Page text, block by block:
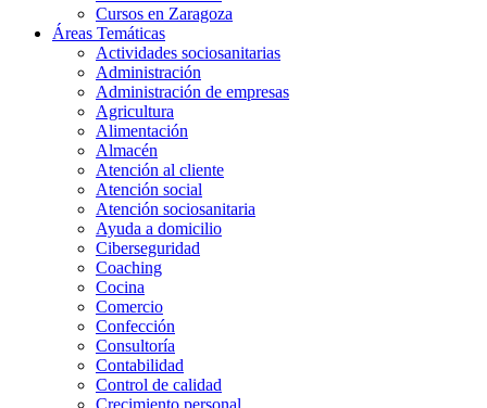
Cursos en Zaragoza
Áreas Temáticas
Actividades sociosanitarias
Administración
Administración de empresas
Agricultura
Alimentación
Almacén
Atención al cliente
Atención social
Atención sociosanitaria
Ayuda a domicilio
Ciberseguridad
Coaching
Cocina
Comercio
Confección
Consultoría
Contabilidad
Control de calidad
Crecimiento personal